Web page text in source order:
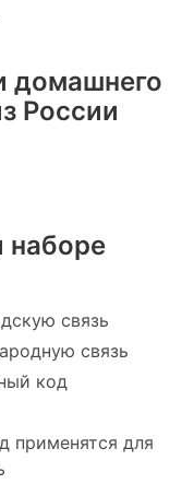
домашнего
России
наборе
связь
связь
код
применятся для